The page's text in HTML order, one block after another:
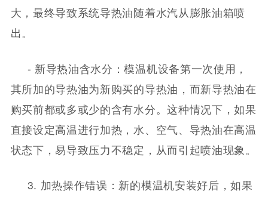
大，最终导致系统导热油随着水汽从膨胀油箱喷
出。
- 新导热油含水分：模温机设备第一次使用，
其所加的导热油为新购买的导热油，而新导热油在
购买前都或多或少的含有水分。这种情况下，如果
直接设定高温进行加热，水、空气、导热油在高温
状态下，易导致压力不稳定，从而引起喷油现象。
3. 加热操作错误：新的模温机安装好后，如果